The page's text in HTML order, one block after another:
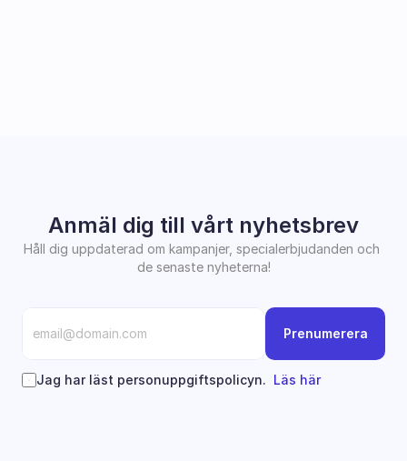
Anmäl dig till vårt nyhetsbrev
Håll dig uppdaterad om kampanjer, specialerbjudanden och
de senaste nyheterna!
Prenumerera
Jag har läst personuppgiftspolicyn. Läs här